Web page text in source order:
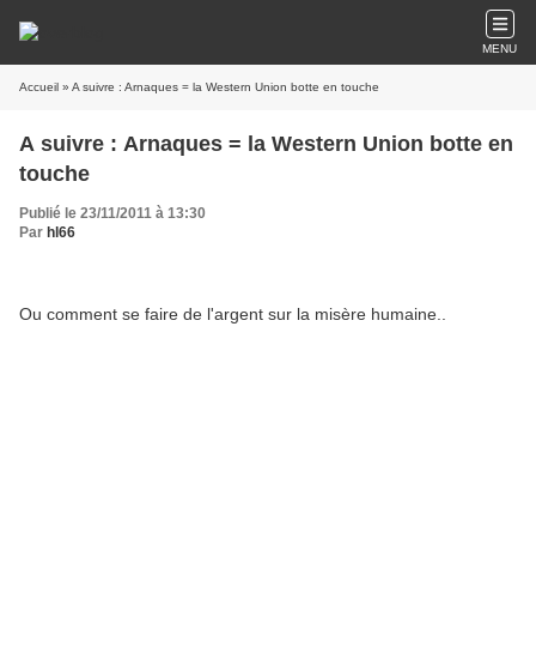
MENU
Accueil » A suivre : Arnaques = la Western Union botte en touche
A suivre : Arnaques = la Western Union botte en
touche
Publié le 23/11/2011 à 13:30
Par hl66
Ou comment se faire de l'argent sur la misère humaine..